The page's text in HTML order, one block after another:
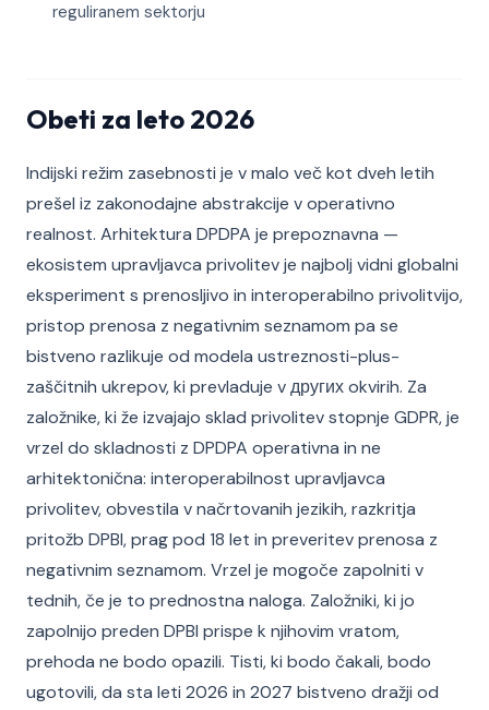
reguliranem sektorju
Obeti za leto 2026
Indijski režim zasebnosti je v malo več kot dveh letih
prešel iz zakonodajne abstrakcije v operativno
realnost. Arhitektura DPDPA je prepoznavna —
ekosistem upravljavca privolitev je najbolj vidni globalni
eksperiment s prenosljivo in interoperabilno privolitvijo,
pristop prenosa z negativnim seznamom pa se
bistveno razlikuje od modela ustreznosti-plus-
zaščitnih ukrepov, ki prevladuje v других okvirih. Za
založnike, ki že izvajajo sklad privolitev stopnje GDPR, je
vrzel do skladnosti z DPDPA operativna in ne
arhitektonična: interoperabilnost upravljavca
privolitev, obvestila v načrtovanih jezikih, razkritja
pritožb DPBI, prag pod 18 let in preveritev prenosa z
negativnim seznamom. Vrzel je mogoče zapolniti v
tednih, če je to prednostna naloga. Založniki, ki jo
zapolnijo preden DPBI prispe k njihovim vratom,
prehoda ne bodo opazili. Tisti, ki bodo čakali, bodo
ugotovili, da sta leti 2026 in 2027 bistveno dražji od